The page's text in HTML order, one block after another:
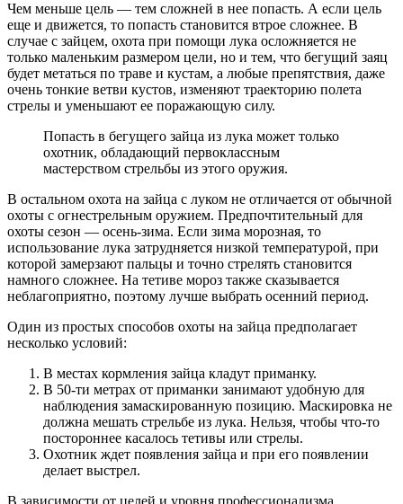
Чем меньше цель — тем сложней в нее попасть. А если цель
еще и движется, то попасть становится втрое сложнее. В
случае с зайцем, охота при помощи лука осложняется не
только маленьким размером цели, но и тем, что бегущий заяц
будет метаться по траве и кустам, а любые препятствия, даже
очень тонкие ветви кустов, изменяют траекторию полета
стрелы и уменьшают ее поражающую силу.
Попасть в бегущего зайца из лука может только
охотник, обладающий первоклассным
мастерством стрельбы из этого оружия.
В остальном охота на зайца с луком не отличается от обычной
охоты с огнестрельным оружием. Предпочтительный для
охоты сезон — осень-зима. Если зима морозная, то
использование лука затрудняется низкой температурой, при
которой замерзают пальцы и точно стрелять становится
намного сложнее. На тетиве мороз также сказывается
неблагоприятно, поэтому лучше выбрать осенний период.
Один из простых способов охоты на зайца предполагает
несколько условий:
В местах кормления зайца кладут приманку.
В 50-ти метрах от приманки занимают удобную для
наблюдения замаскированную позицию. Маскировка не
должна мешать стрельбе из лука. Нельзя, чтобы что-то
постороннее касалось тетивы или стрелы.
Охотник ждет появления зайца и при его появлении
делает выстрел.
В зависимости от целей и уровня профессионализма